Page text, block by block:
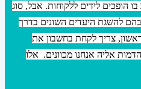
הופכים לידים ללקוחות. אבל, סוג
להשגת היעדים השונים בדרך
צריך לקחת בחשבון את
אליה אנחנו מכוונים. אלו